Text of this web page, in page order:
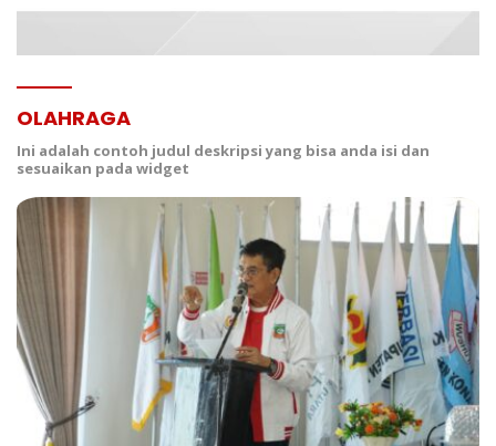
OLAHRAGA
Ini adalah contoh judul deskripsi yang bisa anda isi dan
sesuaikan pada widget